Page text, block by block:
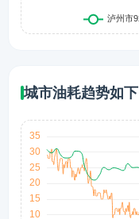
城市油耗趋势如下